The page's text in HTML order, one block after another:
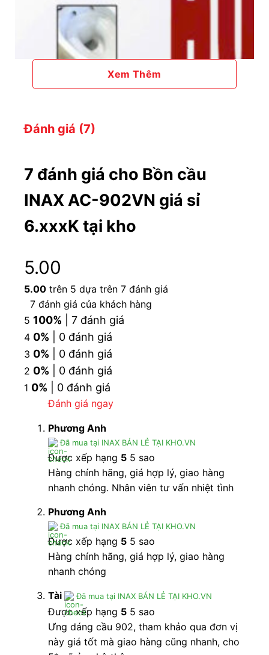
bồn cầu xí bệt 1 khối ac902vn (ac-902vn)
Cty cập nhậtvideo xả nước thực tế tại nhà khách
sau khi lắp đặt xong cho khách. Cho quý khách có
đâu. Chốt đơn online tại link website này hỗ trợ
được nhiều ưu đãi ạ zalo em 097.7777.303
Vào tháng 6 và tháng 7 này chúng tôi thêm 1
chương trình tặng xịt vệ sinh với giá trọn bộ là
7.040.000là giá đại lý luôn và có tặng thêm 1 xịt
vệ sinh nữa. Liên hệ 0938286388 để biết thêm chi
Xem Thêm
Đánh giá (7)
7 đánh giá cho Bồn cầu
INAX AC-902VN giá sỉ
6.xxxK tại kho
5.00
5.00trên 5 dựa trên 7đánh giá
7đánh giá của khách hàng
5 100% | 7 đánh giá
4 0% | 0 đánh giá
3 0% | 0 đánh giá
2 0% | 0 đánh giá
1 0% | 0 đánh giá
Đánh giá ngay
Phương Anh
Đã mua tại INAX BÁN LẺ TẠI KHO.VN
Được xếp hạng 55 sao
Hàng chính hãng, giá hợp lý, giao hàng
nhanh chóng. Nhân viên tư vấn nhiệt tình
Phương Anh
Đã mua tại INAX BÁN LẺ TẠI KHO.VN
Được xếp hạng 55 sao
Hàng chính hãng, giá hợp lý, giao hàng
nhanh chóng
Tài
Đã mua tại INAX BÁN LẺ TẠI KHO.VN
Được xếp hạng 55 sao
Ưng dáng cầu 902, tham khảo qua đơn vị
này giá tốt mà giao hàng cũng nhanh, cho